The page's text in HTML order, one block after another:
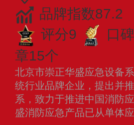
品牌指数87.2
评分9
口
章15个
北京市崇正华盛应急设备
统行业品牌企业，提出并
系，致力于推进中国消防
盛消防应急产品已从单体